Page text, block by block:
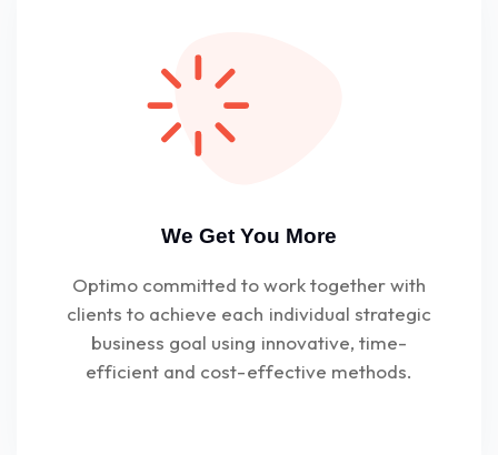
We Get You More
Optimo committed to work together with
clients to achieve each individual strategic
business goal using innovative, time-
efficient and cost-effective methods.